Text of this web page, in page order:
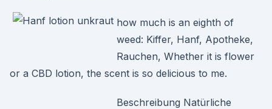
how much is an eighth of
weed: Kiffer, Hanf, Apotheke,
Rauchen, Whether it is flower
or a CBD lotion, the scent is so delicious to me.
Beschreibung Natürliche